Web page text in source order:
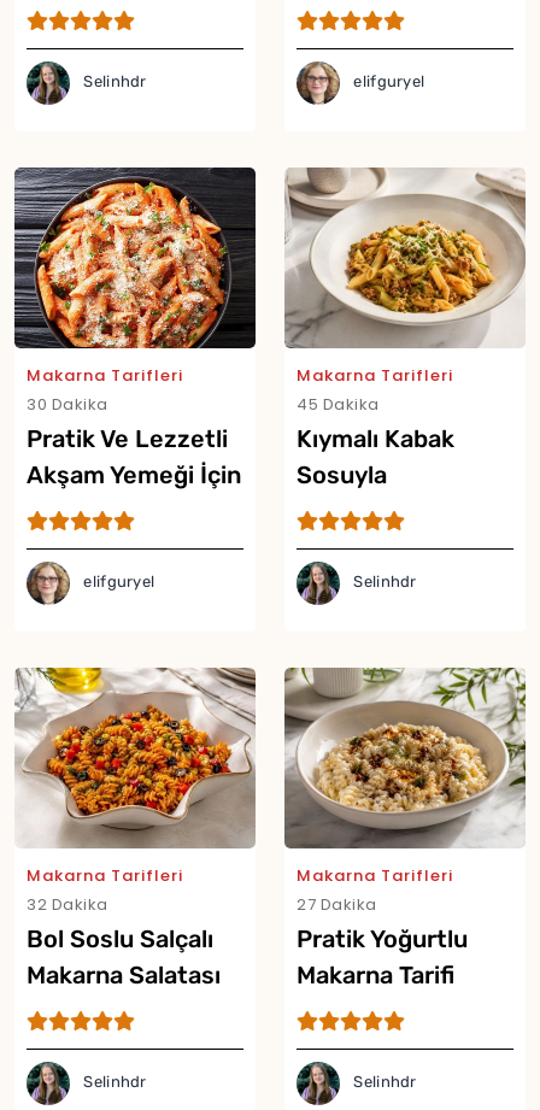
Selinhdr elifguryel
Makarna Tarifleri
30 Dakika
Pratik Ve Lezzetli
Akşam Yemeği İçin
Tek Tavada
Makarna Tarifi
elifguryel
Makarna Tarifleri
45 Dakika
Kıymalı Kabak
Sosuyla
Hazırlanan En
Pratik Makarna
Tarifi
Selinhdr
Makarna Tarifleri
32 Dakika
Bol Soslu Salçalı
Makarna Salatası
Tarifi
Selinhdr
Makarna Tarifleri
27 Dakika
Pratik Yoğurtlu
Makarna Tarifi
Selinhdr